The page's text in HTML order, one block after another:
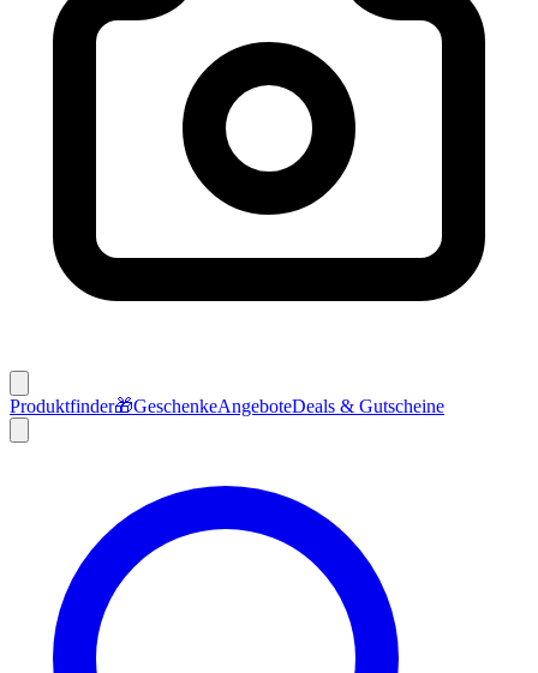
Produktfinder🎁GeschenkeAngeboteDeals & Gutscheine